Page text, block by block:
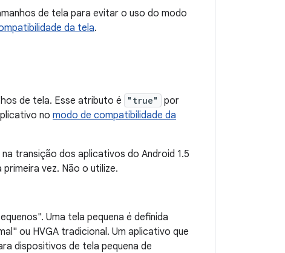
de tela para evitar o uso do modo
da tela.
de tela. Esse atributo é "true"
por
no modo de compatibilidade da
transição dos aplicativos do Android 1.5
vez. Não o utilize.
Uma tela pequena é definida
ou HVGA tradicional. Um aplicativo que
dispositivos de tela pequena de